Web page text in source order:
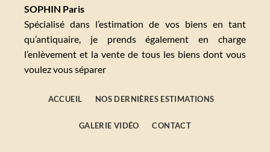
SOPHIN Paris
Spécialisé dans l’estimation de vos biens en tant
qu’antiquaire, je prends également en charge
l’enlèvement et la vente de tous les biens dont vous
voulez vous séparer
ACCUEIL NOS DERNIÈRES ESTIMATIONS
GALERIE VIDÉO CONTACT